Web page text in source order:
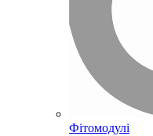
Фітомодулі